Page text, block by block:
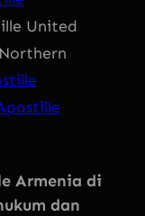
United
Armenia di
dan